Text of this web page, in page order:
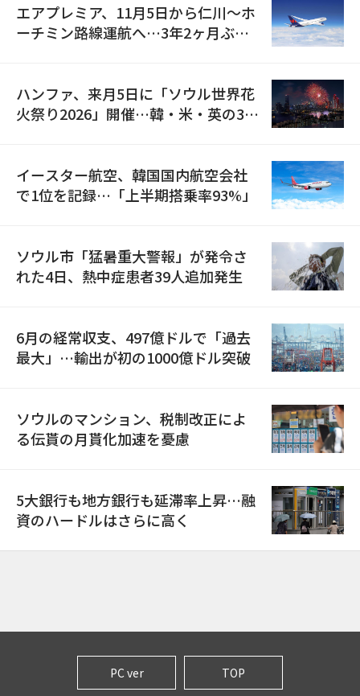
エアプレミア、11月5日から仁川〜ホ
ーチミン路線運航へ…3年2ヶ月ぶり
ハンファ、来月5日に「ソウル世界花
火祭り2026」開催…韓・米・英の3カ
イースター航空、韓国国内航空会社
で1位を記録…「上半期搭乗率93%」
ソウル市「猛暑重大警報」が発令さ
れた4日、熱中症患者39人追加発生
6月の経常収支、497億ドルで「過去
最大」…輸出が初の1000億ドル突破
ソウルのマンション、税制改正によ
る伝貰の月貰化加速を憂慮
5大銀行も地方銀行も延滞率上昇…融
資のハードルはさらに高く
PC ver TOP